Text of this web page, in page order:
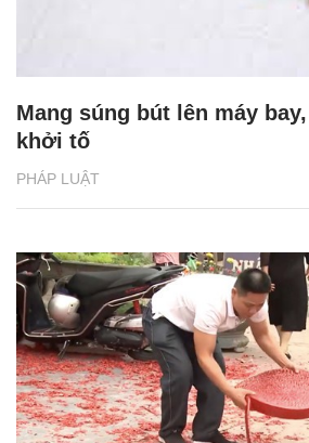
PHÁP LUẬT
Mang súng bút lên máy
khởi tố